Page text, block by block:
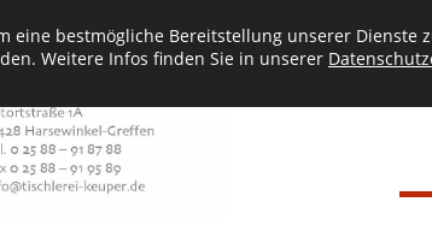
eine bestmögliche Bereitstellung unserer
Weitere Infos finden Sie in unserer